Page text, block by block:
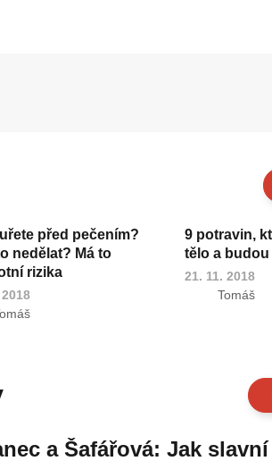
před pečením?
nedělat? Má to
rizika
9 potravin,
tělo a
21. 11. 2018
Tomáš
a Šafářová: Jak